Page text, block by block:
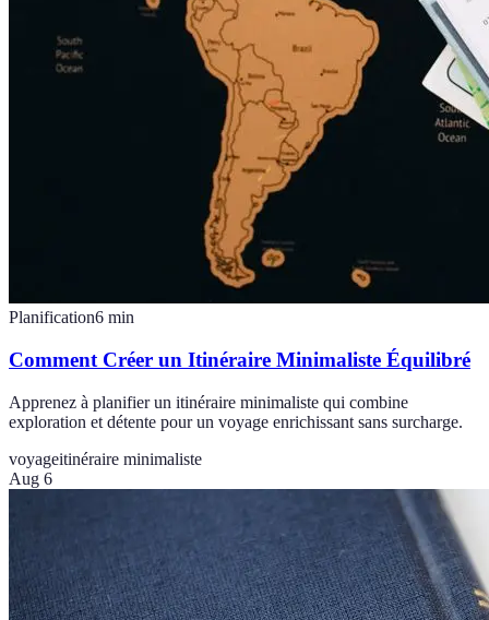
Planification6 min
Comment Créer un Itinéraire Minimaliste Équilibré
Apprenez à planifier un itinéraire minimaliste qui combine
exploration et détente pour un voyage enrichissant sans surcharge.
voyageitinéraire minimaliste
Aug 6